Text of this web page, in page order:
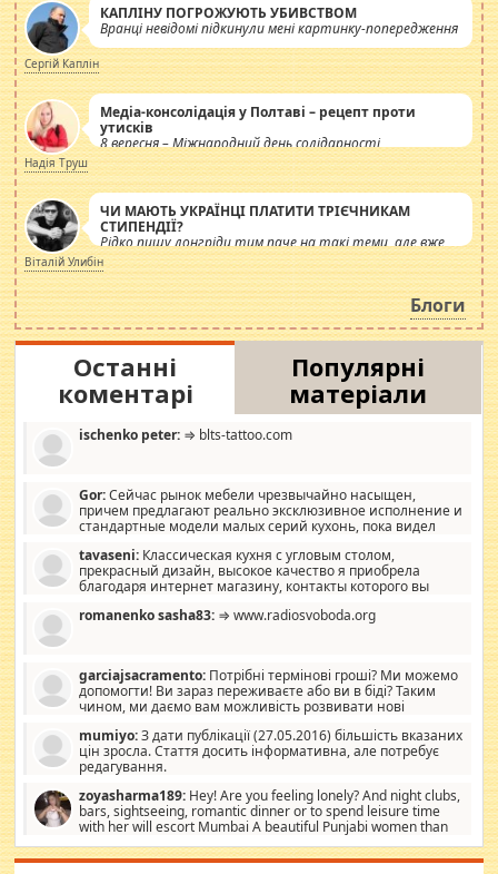
КАПЛІНУ ПОГРОЖУЮТЬ УБИВСТВОМ
Вранці невідомі підкинули мені картинку-попередження
Сергій Каплін
Медіа-консолідація у Полтаві – рецепт проти
утисків
8 вересня – Міжнародний день солідарності
журналістів.
Надія Труш
ЧИ МАЮТЬ УКРАЇНЦІ ПЛАТИТИ ТРІЄЧНИКАМ
СТИПЕНДІЇ?
Рідко пишу лонгріди тим паче на такі теми, але вже
просто дістало! Обурюють сьогоднішні інсенуації
навколо стипендіального питання. Штучно
роздувається ще одна соціальна катастрофа.
Віталій Улибін
Блоги
Останні
коментарі
Популярні
матеріали
ischenko peter: ⇒ blts-tattoo.com
Gor:Сейчас рынок мебели чрезвычайно насыщен,
причем предлагают реально эксклюзивное исполнение и
стандартные модели малых серий кухонь, пока видел
стандартные формы, в MebelOk, креативненько и что главное -
со вкусом все в порядке, без ненужных наворотов удорожающих
мебель, а это не последний фактор.
tavaseni: Классическая кухня с угловым столом,
прекрасный дизайн, высокое качество я приобрела
благодаря интернет магазину, контакты которого вы
romanenko sasha83: ⇒ www.radiosvoboda.org
garciajsacramento: Потрібні термінові гроші? Ми можемо
допомогти! Ви зараз переживаєте або ви в біді? Таким
чином, ми даємо вам можливість розвивати нові
допомагати людям, які намагаються дати їм шанс. Кожен
заслуговує на другий шанс, і, оскільки влада не зможе, вони
повинні приймати від інших. Для нас нема багато суми, і зрілість
витрат, а тільки узгоджених сум і нічого іншого. Не чекайте і не
коментуйте цей пост. Введіть суму, яку ви хочете подати, і ми
зв'яжемося з вами з усіма варіантами. зв'яжіться з нами
сьогодні на garciajsacramento@gmail.com Вам потрібні термінові
гроші? Ми можемо допомогти!
mumiyo:З дати публікації (27.05.2016) більшість вказаних
цін зросла. Стаття досить інформативна, але потребує
редагування.
zoyasharma189: Hey! Are you feeling lonely? And night clubs,
bars, sightseeing, romantic dinner or to spend leisure time
with her will escort Mumbai A beautiful Punjabi women than
sexy escort companion in arms that you guys feel like 5 star luxury
hotel had to spend the night in their search for loved solitaire free